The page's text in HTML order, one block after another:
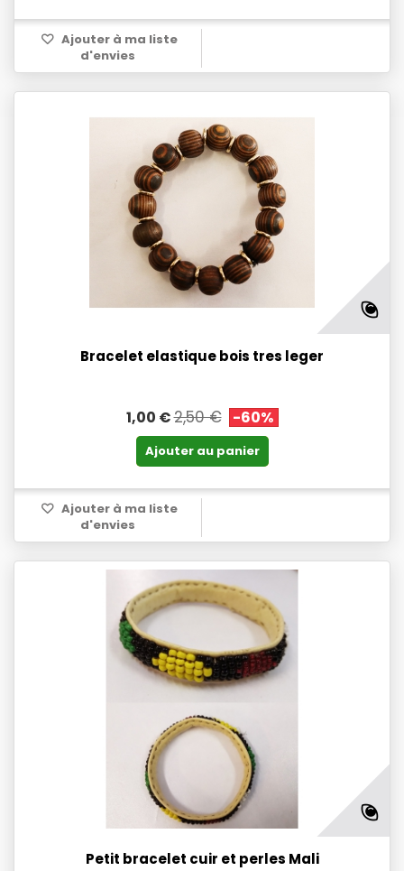
Ajouter à ma liste
d'envies
Bracelet elastique bois tres leger
1,00 €2,50 € -60%
Ajouter au panier
Ajouter à ma liste
d'envies
Petit bracelet cuir et perles Mali